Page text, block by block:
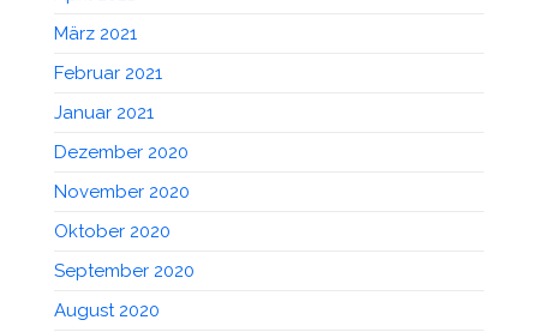
März 2021
Februar 2021
Januar 2021
Dezember 2020
November 2020
Oktober 2020
September 2020
August 2020